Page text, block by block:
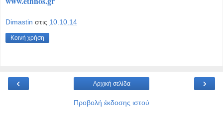
Dimastin στις 10.10.14
Κοινή χρήση
‹ ›
Αρχική σελίδα
Προβολή έκδοσης ιστού